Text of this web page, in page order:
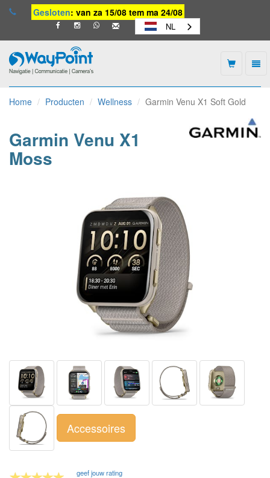
Gesloten: van za 15/08 tem ma 24/08
NL
-
naar
Home Producten Wellness Garmin Venu X1 Soft Gold
Garmin Venu X1
Moss
Accessoires
geef jouw rating